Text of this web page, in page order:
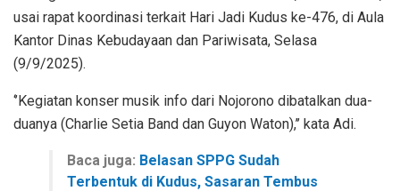
usai rapat koordinasi terkait Hari Jadi Kudus ke-476, di Aula
Kantor Dinas Kebudayaan dan Pariwisata, Selasa
(9/9/2025).
‘’Kegiatan konser musik info dari Nojorono dibatalkan dua-
duanya (Charlie Setia Band dan Guyon Waton),’’ kata Adi.
Baca juga: Belasan SPPG Sudah
Terbentuk di Kudus, Sasaran Tembus